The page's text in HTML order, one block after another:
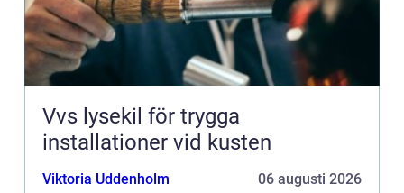
Vvs lysekil för trygga
installationer vid kusten
Viktoria Uddenholm 06 augusti 2026